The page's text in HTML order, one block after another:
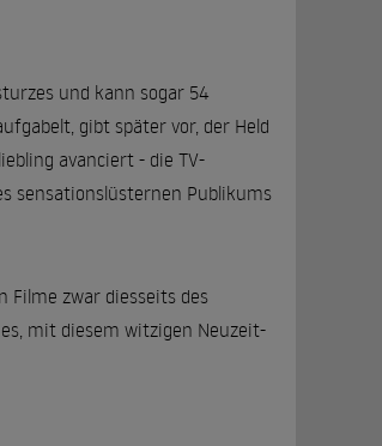
und kann sogar 54
gibt später vor, der Held
avanciert - die TV-
sensationslüsternen Publikums
Filme zwar diesseits des
mit diesem witzigen Neuzeit-